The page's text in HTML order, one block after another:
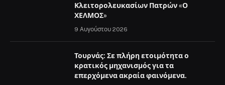
Κλειτορολευκασίων Πατρών «Ο
ΧΕΛΜΟΣ»
9 Αυγούστου 2026
Τουρνάς: Σε πλήρη ετοιμότητα ο
κρατικός μηχανισμός για τα
επερχόμενα ακραία φαινόμενα.